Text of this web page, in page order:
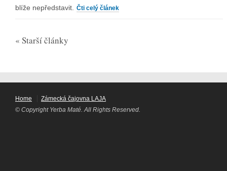
blíže nepředstavit.
Čti celý článek
« Starší články
Home
Zámecká čajovna LAJA
© Copyright Yerba Maté. All Rights Reserved.